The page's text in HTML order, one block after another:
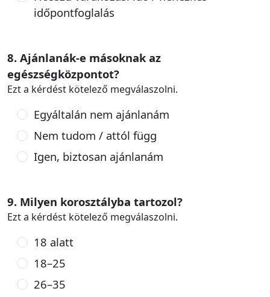
időpontfoglalás
8. Ajánlanák-e másoknak az
egészségközpontot?
Ezt a kérdést kötelező megválaszolni.
Egyáltalán nem ajánlanám
Nem tudom / attól függ
Igen, biztosan ajánlanám
9. Milyen korosztályba tartozol?
Ezt a kérdést kötelező megválaszolni.
18 alatt
18–25
26–35